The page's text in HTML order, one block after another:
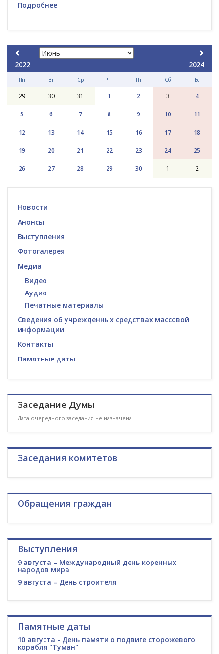
Подробнее
2022 2024
Пн Вт Ср Чт Пт Сб Вс
29 30 31 1 2 3 4
5 6 7 8 9 10 11
12 13 14 15 16 17 18
19 20 21 22 23 24 25
26 27 28 29 30 1 2
Новости
Анонсы
Выступления
Фотогалерея
Медиа
Видео
Аудио
Печатные материалы
Сведения об учрежденных средствах массовой
информации
Контакты
Памятные даты
Заседание Думы
Дата очередного заседания не назначена
Заседания комитетов
Обращения граждан
Выступления
9 августа – Международный день коренных
народов мира
9 августа – День строителя
Памятные даты
10 августа - День памяти о подвиге сторожевого
корабля "Туман"